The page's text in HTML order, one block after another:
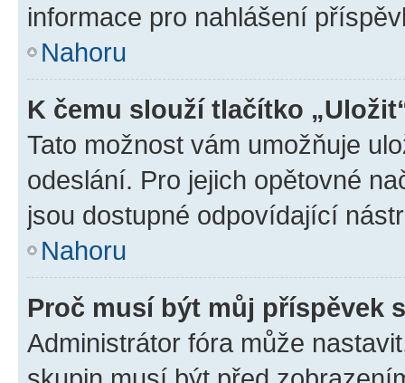
informace pro nahlášení
Nahoru
K čemu slouží tlačítko
Tato možnost vám umožňuje
odeslání. Pro jejich opětovné
jsou dostupné odpovídající
Nahoru
Proč musí být můj příspěvek
Administrátor fóra může